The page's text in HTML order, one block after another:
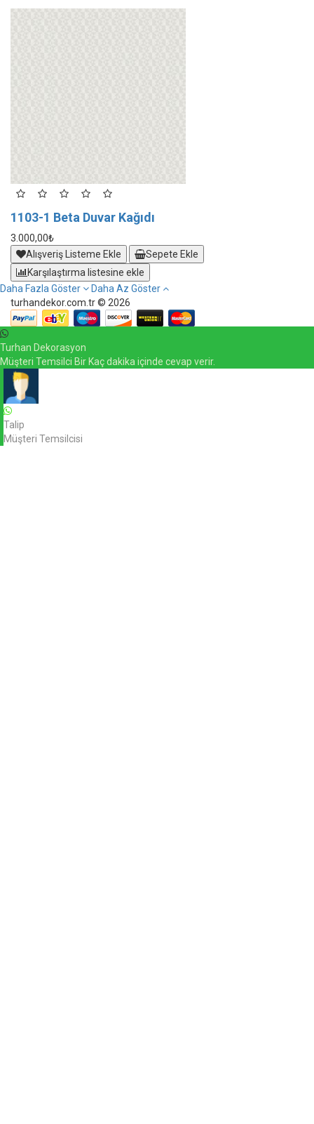
1103-1 Beta Duvar Kağıdı
3.000,00₺
Alışveriş Listeme Ekle
Sepete Ekle
Karşılaştırma listesine ekle
Daha Fazla Göster
Daha Az Göster
turhandekor.com.tr © 2026
Turhan Dekorasyon
Müşteri Temsilci Bir Kaç dakika içinde cevap verir.
Talip
Müşteri Temsilcisi